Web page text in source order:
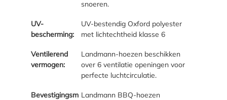
snoeren.
UV-
bescherming:
UV-bestendig Oxford polyester
met lichtechtheid klasse 6
Ventilerend
vermogen:
Landmann-hoezen beschikken
over 6 ventilatie openingen voor
perfecte luchtcirculatie.
Bevestigingsm Landmann BBQ-hoezen